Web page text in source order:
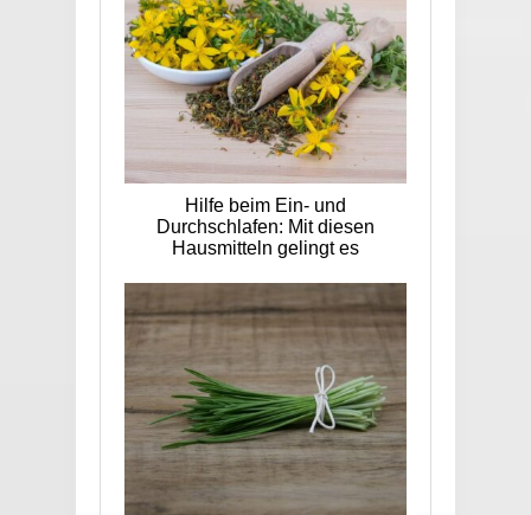
Hilfe beim Ein- und
Durchschlafen: Mit diesen
Hausmitteln gelingt es